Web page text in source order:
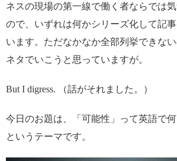
ネスの現場の第一線で働く者ならでは
ので、いずれは何かシリーズ化して記
います。ただなかなか全部列挙できな
ネタでいこうと思っていますが。
But I digress. （話がそれました。）
今日のお題は、「可能性」って英語で
というテーマです。